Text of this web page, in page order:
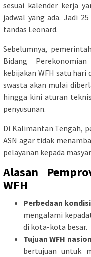
sesuai kalender kerja
jadwal yang ada. Jadi
tandas Leonard.
Sebelumnya,
Bidang
kebijakan WFH satu hari
swasta akan mulai
hingga kini aturan
penyusunan.
Di Kalimantan Tengah,
ASN agar tidak
pelayanan kepada
Alasan
WFH
Perbedaan
mengalami
di kota-kota besar.
Tujuan WFH
bertujuan untuk